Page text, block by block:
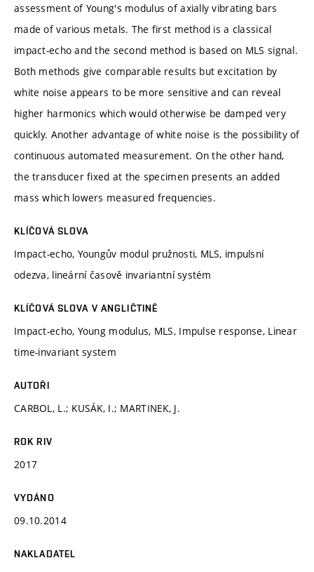
assessment of Young's modulus of axially vibrating bars
made of various metals. The first method is a classical
impact-echo and the second method is based on MLS signal.
Both methods give comparable results but excitation by
white noise appears to be more sensitive and can reveal
higher harmonics which would otherwise be damped very
quickly. Another advantage of white noise is the possibility of
continuous automated measurement. On the other hand,
the transducer fixed at the specimen presents an added
mass which lowers measured frequencies.
KLÍČOVÁ SLOVA
Impact-echo, Youngův modul pružnosti, MLS, impulsní
odezva, lineární časově invariantní systém
KLÍČOVÁ SLOVA V ANGLIČTINĚ
Impact-echo, Young modulus, MLS, Impulse response, Linear
time-invariant system
AUTOŘI
CARBOL, L.; KUSÁK, I.; MARTINEK, J.
ROK RIV
2017
VYDÁNO
09.10.2014
NAKLADATEL